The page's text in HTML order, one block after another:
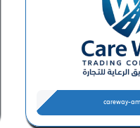
careway-